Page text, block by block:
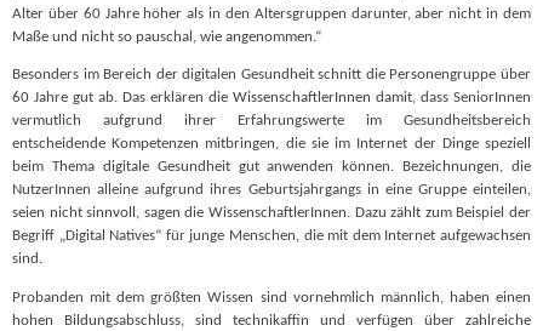
Alter über 60 Jahre höher als in den Altersgruppen darunter, aber nicht in dem
Maße und nicht so pauschal, wie angenommen.“
Besonders im Bereich der digitalen Gesundheit schnitt die Personengruppe über
60 Jahre gut ab. Das erklären die WissenschaftlerInnen damit, dass SeniorInnen
vermutlich aufgrund ihrer Erfahrungswerte im Gesundheitsbereich
entscheidende Kompetenzen mitbringen, die sie im Internet der Dinge speziell
beim Thema digitale Gesundheit gut anwenden können. Bezeichnungen, die
NutzerInnen alleine aufgrund ihres Geburtsjahrgangs in eine Gruppe einteilen,
seien nicht sinnvoll, sagen die WissenschaftlerInnen. Dazu zählt zum Beispiel der
Begriff „Digital Natives“ für junge Menschen, die mit dem Internet aufgewachsen
sind.
Probanden mit dem größten Wissen sind vornehmlich männlich, haben einen
hohen Bildungsabschluss, sind technikaffin und verfügen über zahlreiche